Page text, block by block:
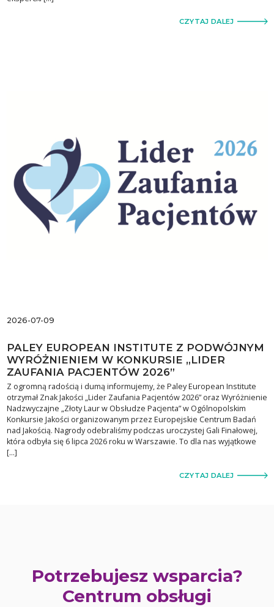
CZYTAJ DALEJ
2026-07-09
PALEY EUROPEAN INSTITUTE Z PODWÓJNYM
WYRÓŻNIENIEM W KONKURSIE „LIDER
ZAUFANIA PACJENTÓW 2026”
Z ogromną radością i dumą informujemy, że Paley European Institute
otrzymał Znak Jakości „Lider Zaufania Pacjentów 2026” oraz Wyróżnienie
Nadzwyczajne „Złoty Laur w Obsłudze Pacjenta” w Ogólnopolskim
Konkursie Jakości organizowanym przez Europejskie Centrum Badań
nad Jakością. Nagrody odebraliśmy podczas uroczystej Gali Finałowej,
która odbyła się 6 lipca 2026 roku w Warszawie. To dla nas wyjątkowe
[…]
CZYTAJ DALEJ
Potrzebujesz wsparcia?
Centrum obsługi